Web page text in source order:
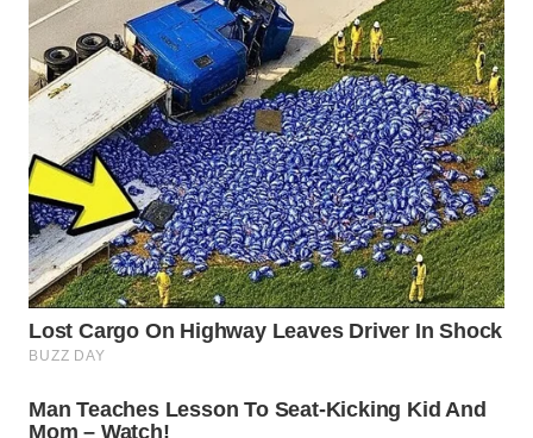
MANDALIKA
WN
LIKUPANG
WN
LABUANBAJO
WN
BORNEO
Wahana
Group